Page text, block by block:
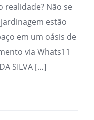
Não se
estão
em um oásis de
via Whats11
SILVA […]